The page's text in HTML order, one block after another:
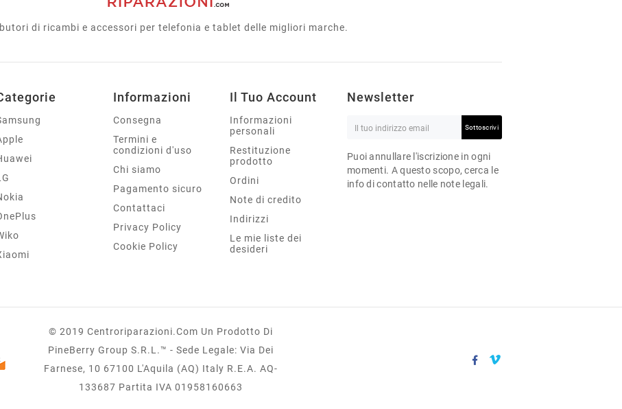
di ricambi e accessori per telefonia e tablet delle migliori marche.
Informazioni
Consegna
Termini e
condizioni d'uso
Chi siamo
Pagamento sicuro
Contattaci
Privacy Policy
Cookie Policy
Il Tuo Account
Informazioni
personali
Restituzione
prodotto
Ordini
Note di credito
Indirizzi
Le mie liste dei
desideri
Newsletter
Sottoscrivi
Puoi annullare l'iscrizione in ogni
momenti. A questo scopo, cerca le
info di contatto nelle note legali.
© 2019 Centroriparazioni.com Un Prodotto Di
PineBerry Group S.r.l.™ - Sede Legale: Via Dei
Farnese, 10 67100 L'Aquila (AQ) Italy R.E.A. AQ-
133687 Partita IVA 01958160663